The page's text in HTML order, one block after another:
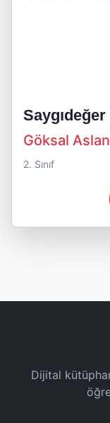
Saygıdeğer
Göksal Aslan
2. Sınıf
Dijital